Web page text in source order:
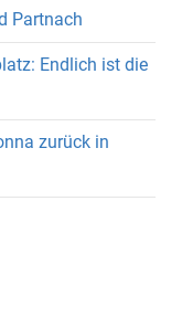
Partnach
Endlich ist die
zurück in